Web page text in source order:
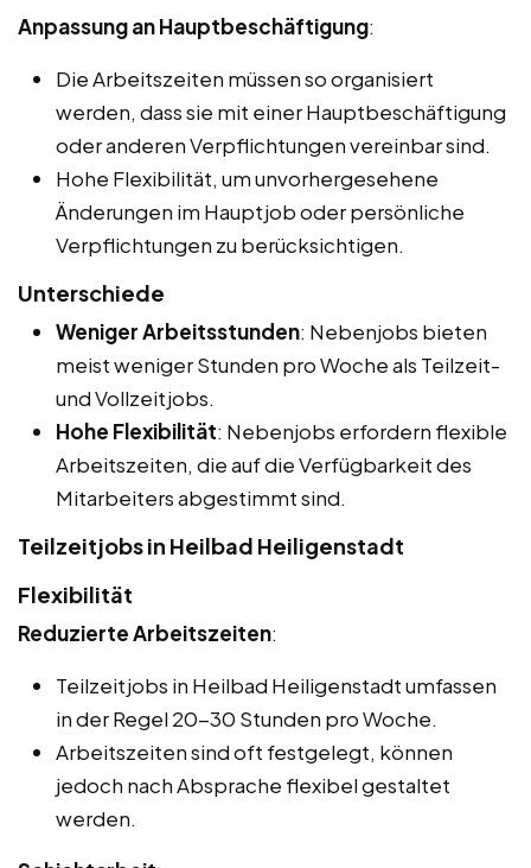
Anpassung an Hauptbeschäftigung:
Die Arbeitszeiten müssen so organisiert
werden, dass sie mit einer Hauptbeschäftigung
oder anderen Verpflichtungen vereinbar sind.
Hohe Flexibilität, um unvorhergesehene
Änderungen im Hauptjob oder persönliche
Verpflichtungen zu berücksichtigen.
Unterschiede
Weniger Arbeitsstunden: Nebenjobs bieten
meist weniger Stunden pro Woche als Teilzeit-
und Vollzeitjobs.
Hohe Flexibilität: Nebenjobs erfordern flexible
Arbeitszeiten, die auf die Verfügbarkeit des
Mitarbeiters abgestimmt sind.
Teilzeitjobs in Heilbad Heiligenstadt
Flexibilität
Reduzierte Arbeitszeiten:
Teilzeitjobs in Heilbad Heiligenstadt umfassen
in der Regel 20-30 Stunden pro Woche.
Arbeitszeiten sind oft festgelegt, können
jedoch nach Absprache flexibel gestaltet
werden.